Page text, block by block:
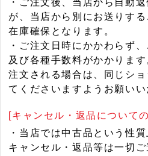
・ご注文後、当店から自動
が、当店から別にお送りす
在庫確保となります。
・ご注文日時にかかわらず
及び各種手数料がかかりま
注文される場合は、同じシ
てくださいますようお願いい
[キャンセル・返品について
・当店では中古品という性
キャンセル・返品等は一切